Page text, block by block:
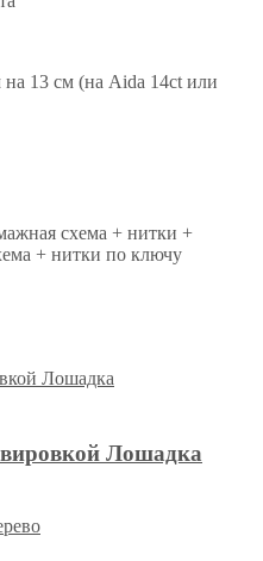
13 см (на Aida 14ct или
схема + нитки +
+ нитки по ключу
Лошадка